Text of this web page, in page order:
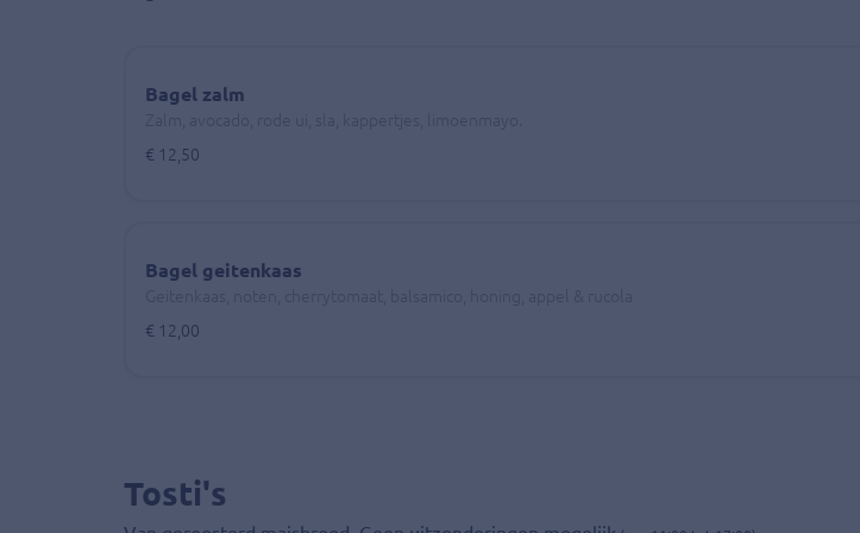
Bagel zalm
€ 12,50
Bagel geitenkaas
€ 12,00
Tosti's